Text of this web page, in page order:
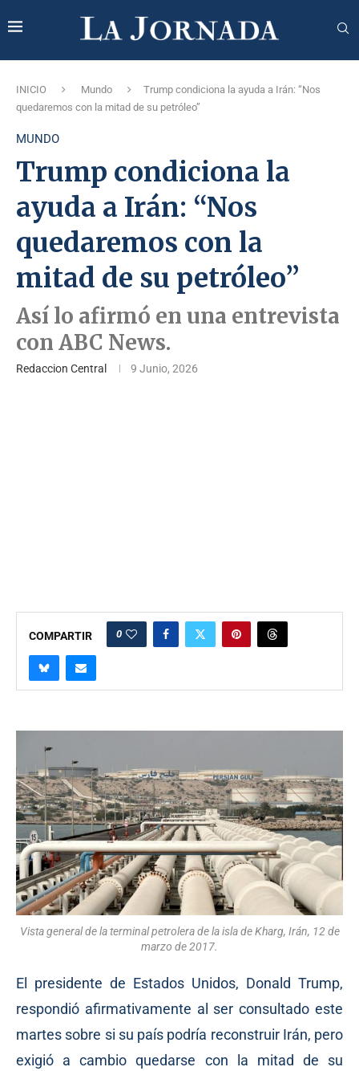
INICIO Mundo
Trump condiciona la ayuda a Irán: “Nos
quedaremos con la mitad de su petróleo”
MUNDO
Trump condiciona la
ayuda a Irán: “Nos
quedaremos con la
mitad de su petróleo”
Así lo afirmó en una entrevista
con ABC News.
Redaccion Central 9 Junio, 2026
COMPARTIR 0
Vista general de la terminal petrolera de la isla de Kharg, Irán, 12 de
marzo de 2017.
El presidente de Estados Unidos, Donald Trump,
respondió afirmativamente al ser consultado este
martes sobre si su país podría reconstruir Irán, pero
exigió a cambio quedarse con la mitad de su